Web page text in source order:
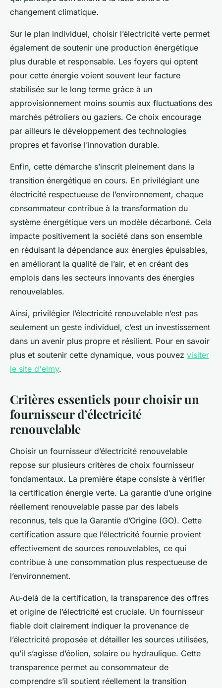
changement climatique.
Sur le plan individuel, choisir l’électricité verte permet
également de soutenir une production énergétique
plus durable et responsable. Les foyers qui optent
pour cette énergie voient souvent leur facture
stabilisée sur le long terme grâce à un
approvisionnement moins soumis aux fluctuations des
marchés pétroliers ou gaziers. Ce choix encourage
par ailleurs le développement des technologies
propres et favorise l’innovation durable.
Enfin, cette démarche s’inscrit pleinement dans la
transition énergétique en cours. En privilégiant une
électricité respectueuse de l’environnement, chaque
consommateur contribue à la transformation du
système énergétique vers un modèle décarboné. Cela
impacte positivement la société dans son ensemble
en réduisant la dépendance aux énergies épuisables,
en améliorant la qualité de l’air, et en créant des
emplois dans les secteurs innovants des énergies
renouvelables.
Ainsi, privilégier l’électricité renouvelable n’est pas
seulement un geste individuel, c’est un investissement
dans un avenir plus propre et résilient. Pour en savoir
plus et soutenir cette dynamique, vous pouvez visiter
le site d'elmy.
Critères essentiels pour choisir un
fournisseur d’électricité
renouvelable
Choisir un fournisseur d’électricité renouvelable
repose sur plusieurs critères de choix fournisseur
fondamentaux. La première étape consiste à vérifier
la certification énergie verte. La garantie d’une origine
réellement renouvelable passe par des labels
reconnus, tels que la Garantie d’Origine (GO). Cette
certification assure que l’électricité fournie provient
effectivement de sources renouvelables, ce qui
contribue à une consommation plus respectueuse de
l’environnement.
Au-delà de la certification, la transparence des offres
et origine de l’électricité est cruciale. Un fournisseur
fiable doit clairement indiquer la provenance de
l’électricité proposée et détailler les sources utilisées,
qu’il s’agisse d’éolien, solaire ou hydraulique. Cette
transparence permet au consommateur de
comprendre s’il soutient réellement la transition